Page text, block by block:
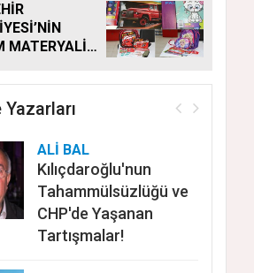
MATERYALİ
DE
Yazarları
ALİ BAL
Kılıçdaroğlu'nun
Tahammülsüzlüğü ve
CHP'de Yaşanan
Tartışmalar!